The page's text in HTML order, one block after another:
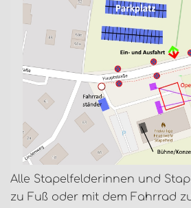
Alle Stapelfelderinnen und
zu Fuß oder mit dem Fahrrad